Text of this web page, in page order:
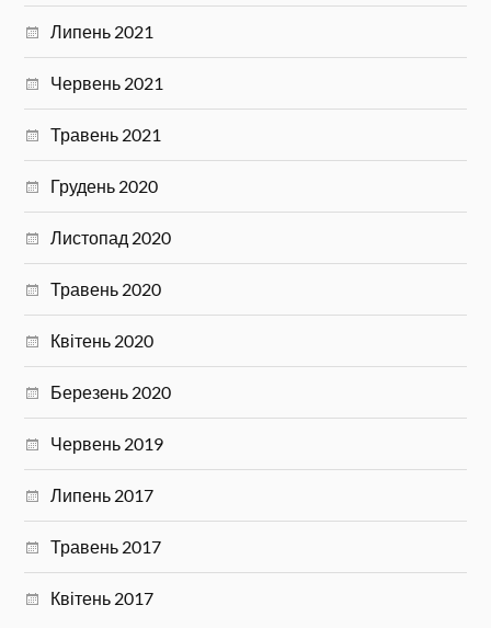
Липень 2021
Червень 2021
Травень 2021
Грудень 2020
Листопад 2020
Травень 2020
Квітень 2020
Березень 2020
Червень 2019
Липень 2017
Травень 2017
Квітень 2017